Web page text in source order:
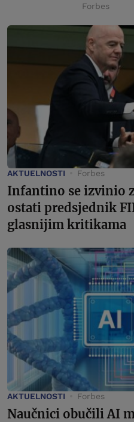
Forbes
AKTUELNOSTI Forbes
Infantino se izvinio
ostati predsjednik
glasnijim kritikama
AKTUELNOSTI Forbes
Naučnici obučili AI